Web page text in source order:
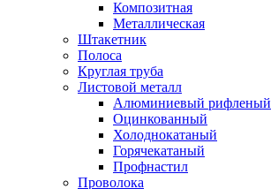
Композитная
Металлическая
Штакетник
Полоса
Круглая труба
Листовой металл
Алюминиевый рифленый
Оцинкованный
Холоднокатаный
Горячекатаный
Профнастил
Проволока